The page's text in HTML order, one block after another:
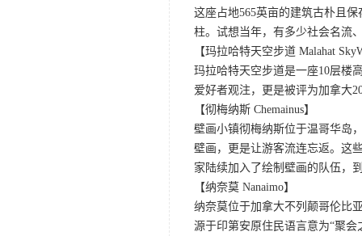
这座占地565英亩的建筑古朴且
柱。试想当年，有多少社会名流
【玛拉哈特天空步道 Malahat
玛拉哈特天空步道是一座10层楼
爱好者观注，更是被评为加拿大
【彻梅纳斯 Chemainus】
壁画小镇彻梅纳斯位于温哥华岛
壁画，更是让游客流连忘返。这
家陆续加入了绘制壁画的队伍，
【纳奈莫 Nanaimo】
纳奈莫位于加拿大不列颠哥伦比
源于印第安原住民语言意为“聚